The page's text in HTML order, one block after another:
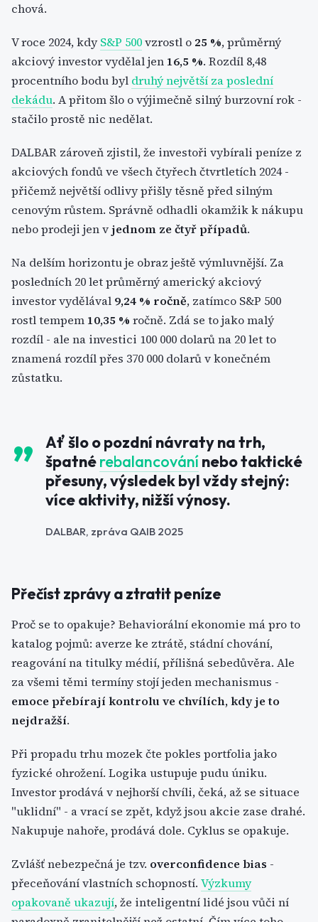
chová.
V roce 2024, kdyS&P 500vzrostl o 25 %, průměrný
akciový investor vydělal jen 16,5 %. Rozdíl 8,48
procentního bodu byl druhý největší za poslední
dekádu. A přitom šlo o výjimečně silný burzovní rok -
stačilo prostě nic nedělat.
DALBAR zároveň zjistil, že investoři vybírali peníze z
akciových fondů ve všech čtyřech čtvrtletích 2024 -
přičemž největší odlivy přišly těsně před silným
cenovým růstem. Správně odhadli okamžik k nákupu
nebo prodeji jen vjednom ze čtyř případů.
Na delším horizontu je obraz ještě výmluvnější. Za
posledních 20 let průměrný americký akciový
investor vydělával 9,24 % ročně, zatímco S&P 500
rostl tempem 10,35 % ročně. Zdá se to jako malý
rozdíl - ale na investici 100 000 dolarů na 20 let to
znamená rozdíl přes 370 000 dolarů v konečném
zůstatku.
Ať šlo o pozdní návraty na trh,
špatnérebalancovánínebo taktické
přesuny, výsledek byl vždy stejný:
více aktivity, nižší výnosy.
DALBAR, zpráva QAIB 2025
Přečíst zprávy a ztratit peníze
Proč se to opakuje? Behaviorální ekonomie má pro to
katalog pojmů: averze ke ztrátě, stádní chování,
reagování na titulky médií, přílišná sebedůvěra. Ale
za všemi těmi termíny stojí jeden mechanismus -
emoce přebírají kontrolu ve chvílích, kdy je to
nejdražší.
Při propadu trhu mozek čte pokles portfolia jako
fyzické ohrožení. Logika ustupuje pudu úniku.
Investor prodává v nejhorší chvíli, čeká, až se situace
"uklidní" - a vrací se zpět, když jsou akcie zase drahé.
Nakupuje nahoře, prodává dole. Cyklus se opakuje.
Zvlášť nebezpečná je tzv. overconfidence bias -
přeceňování vlastních schopností. Výzkumy
opakovaně ukazují, že inteligentní lidé jsou vůči ní